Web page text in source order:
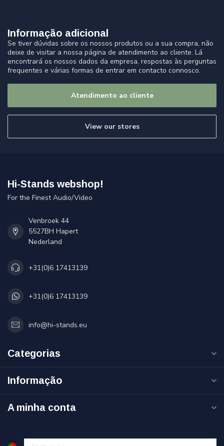
Informação adicional
Se tiver dúvidas sobre os nossos produtos ou a sua compra, não
deixe de visitar a nossa página de atendimento ao cliente. Lá
encontrará os nossos dados da empresa, respostas às perguntas
frequentes e várias formas de entrar em contacto connosco.
Atendimento ao cliente
View our stores
Hi-Stands webshop!
For the Finest Audio/Video
Venbroek 44
5527BH Hapert
Nederland
+31(0)6 17413139
+31(0)6 17413139
info@hi-stands.eu
Categorias
Informação
A minha conta